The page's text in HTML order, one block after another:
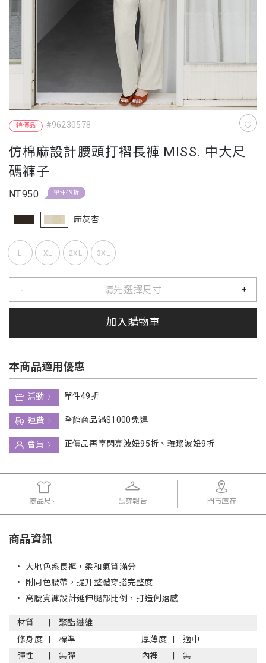
特價品 #96230578
仿棉麻設計腰頭打褶長褲 MISS. 中大尺
碼褲子
NT.950 單件49折
麻灰杏
L XL 2XL 3XL
請先選擇尺寸
- +
加入購物車
本商品適用優惠
活動
單件49折
運費
全館商品滿$1000免運
會員
正價品再享閃亮波妞95折、璀璨波妞9折
商品尺寸 試穿報告 門市庫存
商品資訊
• 大地色系長褲，柔和氣質滿分
• 附同色腰帶，提升整體穿搭完整度
• 高腰寬褲設計延伸腿部比例，打造俐落感
材質
聚酯纖維
修身度
標準 厚薄度
適中
彈性
無彈 內裡
無